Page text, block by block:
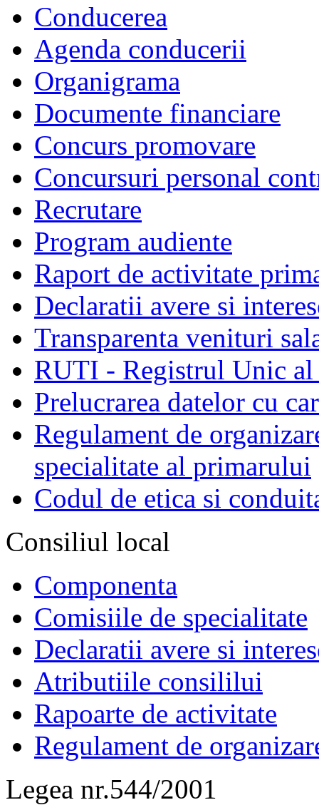
Conducerea
Agenda conducerii
Organigrama
Documente financiare
Concurs promovare
Concursuri personal
Recrutare
Program audiente
Raport de activitate
Declaratii avere si
Transparenta venituri
RUTI - Registrul Unic al
Prelucrarea datelor cu
Regulament de
specialitate al primarului
Codul de etica si
Consiliul local
Componenta
Comisiile de specialitate
Declaratii avere si
Atributiile consililui
Rapoarte de activitate
Regulament de
Legea nr.544/2001